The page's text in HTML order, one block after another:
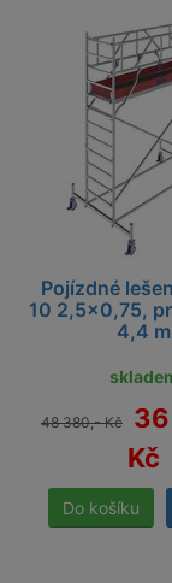
Pojízdné
10 2,5x0,75,
4,4 m
48 380,- Kč
Kč